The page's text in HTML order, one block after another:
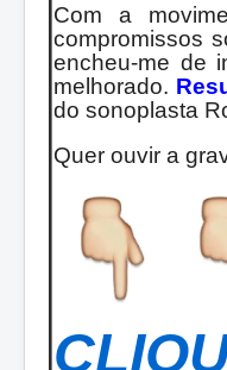
Com a
compromissos
encheu-me de
melhorado.
do sonoplasta
Quer ouvir a